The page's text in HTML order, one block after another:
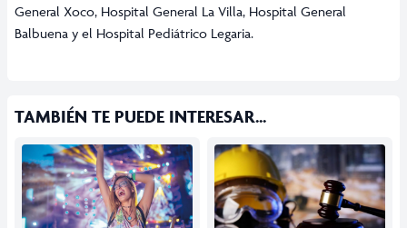
General Xoco, Hospital General La Villa, Hospital General
Balbuena y el Hospital Pediátrico Legaria.
TAMBIÉN TE PUEDE INTERESAR...